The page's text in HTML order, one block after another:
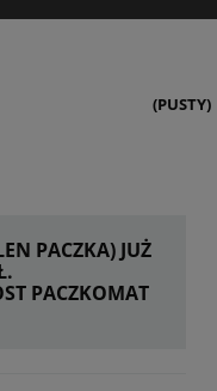
(PUSTY)
PACZKA) JUŻ
PACZKOMAT